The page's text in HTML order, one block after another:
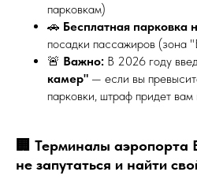
парковкам)
🚗 Бесплатная парковка
посадки пассажиров (зона
🚨 Важно: В 2026 году
камер" — если вы
парковки, штраф придет
🏢 Терминалы аэропорта
не запутаться и найти